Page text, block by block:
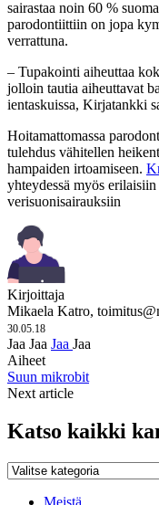
sairastaa noin 60 %
parodontiittiin on jopa
verrattuna.
– Tupakointi aiheuttaa
jolloin tautia aiheuttavat
ientaskuissa, Kirjatankki
Hoitamattomassa
tulehdus vähitellen
hampaiden irtoamiseen.
yhteydessä myös
verisuonisairauksiin
Kirjoittaja
Mikaela Katro,
30.05.18
Jaa Jaa Jaa Jaa
Aiheet
Suun mikrobit
Next article
Katso kaikki
Katso